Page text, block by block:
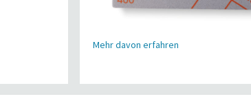
Mehr davon erfahren